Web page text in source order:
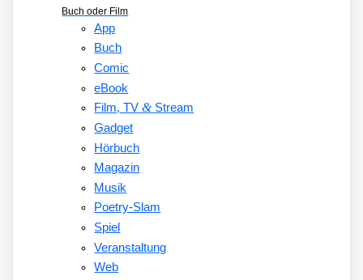
Buch oder Film
App
Buch
Comic
eBook
Film, TV&Stream
Gadget
Hörbuch
Magazin
Musik
Poetry-Slam
Spiel
Veranstaltung
Web